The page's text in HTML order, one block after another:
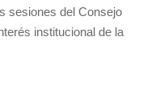
sesiones del Consejo
institucional de la